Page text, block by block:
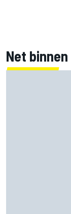
Net binnen